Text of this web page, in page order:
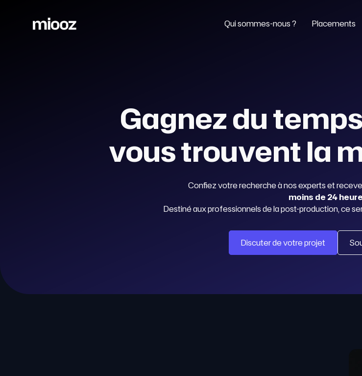
Qui sommes-nous ? Placements
Gagnez du
vous trouvent la
Confiez votre recherche à nos experts et
moins de 24
Destiné aux professionnels de la post-production, ce
Discuter de votre projet